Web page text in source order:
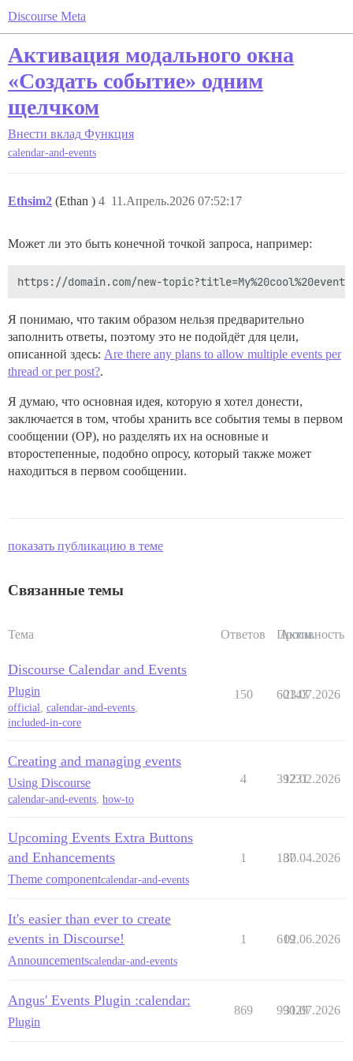
Discourse Meta
Активация модального окна
«Создать событие» одним
щелчком
Внести вклад Функция
calendar-and-events
Ethsim2 (Ethan ) 11.Апрель.2026 07:52:17
4
Может ли это быть конечной точкой запроса, например:
Я понимаю, что таким образом нельзя предварительно
заполнить ответы, поэтому это не подойдёт для цели,
описанной здесь: Are there any plans to allow multiple events per
thread or per post?.
Я думаю, что основная идея, которую я хотел донести,
заключается в том, чтобы хранить все события темы в первом
сообщении (OP), но разделять их на основные и
второстепенные, подобно опросу, который также может
находиться в первом сообщении.
показать публикацию в теме
Связанные темы
Тема Ответов Просм.
Активность
Discourse Calendar and Events
Plugin
official, calendar-and-events,
included-in-core
150 60143
23.07.2026
Creating and managing events
Using Discourse
calendar-and-events, how-to
4 39231
12.02.2026
Upcoming Events Extra Buttons
and Enhancements
Theme componentcalendar-and-events
1 187
30.04.2026
It's easier than ever to create
events in Discourse!
Announcementscalendar-and-events
1 619
02.06.2026
Angus' Events Plugin :calendar:
Plugin
869 99029
31.07.2026